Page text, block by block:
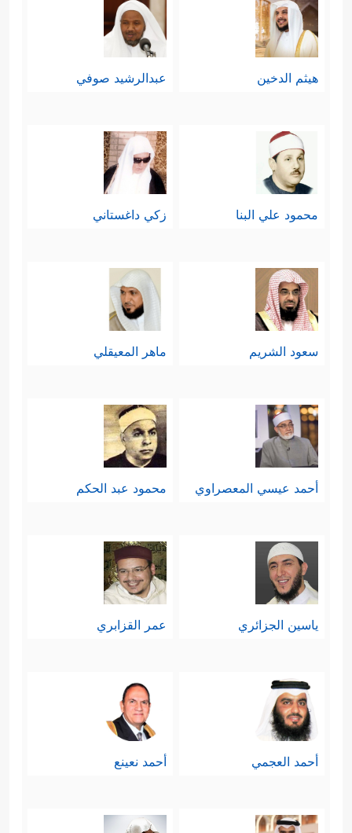
هيثم الدخين عبدالرشيد صوفي
محمود علي البنا زكي داغستاني
سعود الشريم ماهر المعيقلي
أحمد عيسي المعصراوي محمود عبد الحكم
ياسين الجزائري عمر القزابري
أحمد العجمي أحمد نعينع